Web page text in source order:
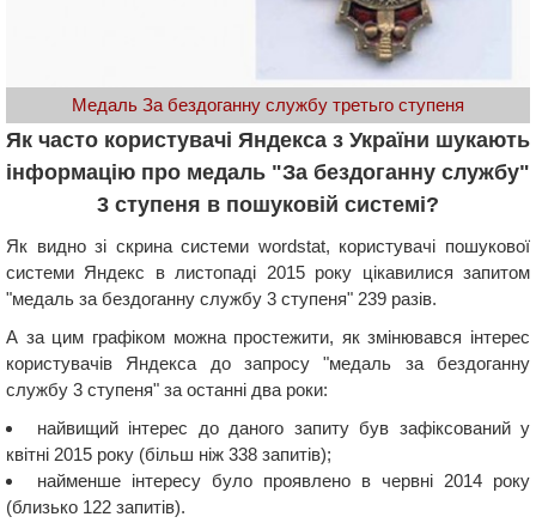
Медаль За бездоганну службу третьго ступеня
Як часто користувачі Яндекса з України шукають
інформацію про медаль "За бездоганну службу"
3 ступеня в пошуковій системі?
Як видно зі скрина системи wordstat, користувачі пошукової
системи Яндекс в листопаді 2015 року цікавилися запитом
"медаль за бездоганну службу 3 ступеня" 239 разів.
А за цим графіком можна простежити, як змінювався інтерес
користувачів Яндекса до запросу "медаль за бездоганну
службу 3 ступеня" за останні два роки:
найвищий інтерес до даного запиту був зафіксований у
квітні 2015 року (більш ніж 338 запитів);
найменше інтересу було проявлено в червні 2014 року
(близько 122 запитів).